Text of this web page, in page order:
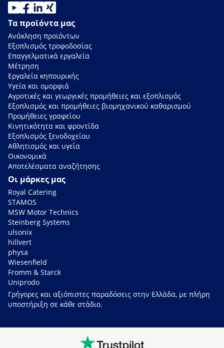
Τα προϊόντα μας
Ανάκληση προϊόντων
Εξοπλισμός τροφοδοσίας
Επαγγελματικά εργαλεία
Μέτρηση
Εργαλεία κηπουρικής
Υγεία και ομορφιά
Αγροτικές και γεωργικές προμήθειες και εξοπλισμός
Εξοπλισμός και προμήθειες βιομηχανικού καθαρισμού
Προμήθειες γραφείου
Κινητικότητα και φροντίδα
Εξοπλισμός ξενοδοχείου
Αθλητισμός και υγεία
Οικονομικά
Αποτελέσματα αναζήτησης
Οι μάρκες μας
Royal Catering
STAMOS
MSW Motor Technics
Steinberg Systems
ulsonix
hillvert
physa
Wiesenfield
Fromm & Starck
Uniprodo
Γρήγορες και αξιόπιστες παραδόσεις στην Ελλάδα, με πλήρη
υποστήριξη σε κάθε στάδιο.